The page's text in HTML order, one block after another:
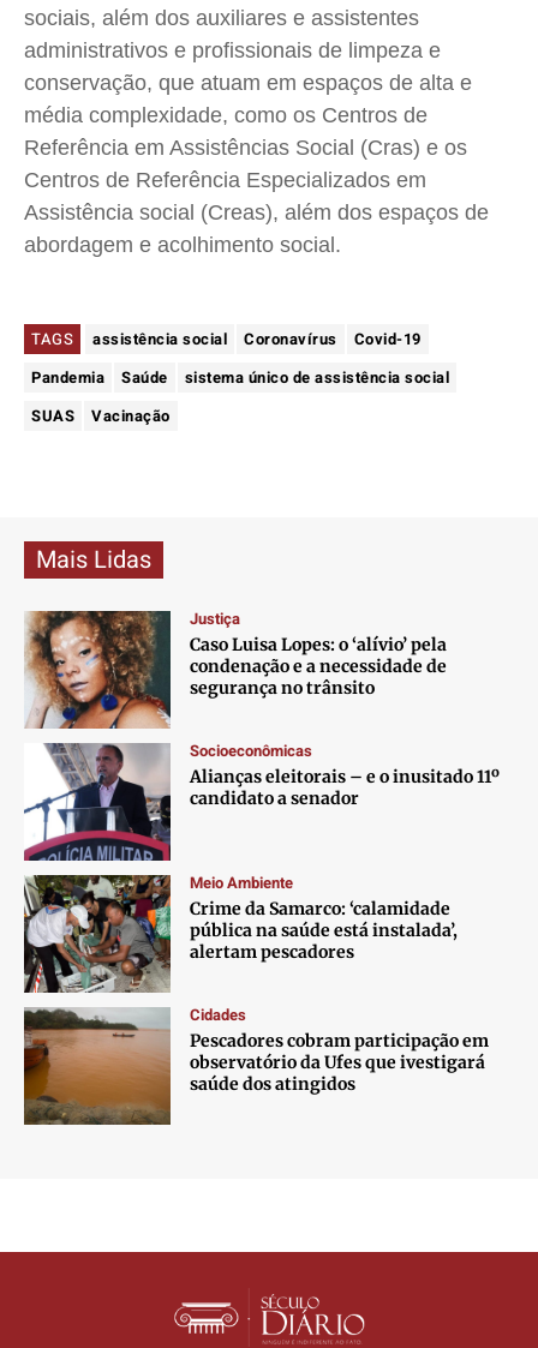
sociais, além dos auxiliares e assistentes
administrativos e profissionais de limpeza e
conservação, que atuam em espaços de alta e
média complexidade, como os Centros de
Referência em Assistências Social (Cras) e os
Centros de Referência Especializados em
Assistência social (Creas), além dos espaços de
abordagem e acolhimento social.
TAGS assistência social Coronavírus
Covid-19
Pandemia
Saúde
sistema único de assistência social
SUAS
Vacinação
Mais Lidas
Justiça
Caso Luisa Lopes: o ‘alívio’ pela
condenação e a necessidade de
segurança no trânsito
Socioeconômicas
Alianças eleitorais – e o inusitado 11º
candidato a senador
Meio Ambiente
Crime da Samarco: ‘calamidade
pública na saúde está instalada’,
alertam pescadores
Cidades
Pescadores cobram participação em
observatório da Ufes que ivestigará
saúde dos atingidos